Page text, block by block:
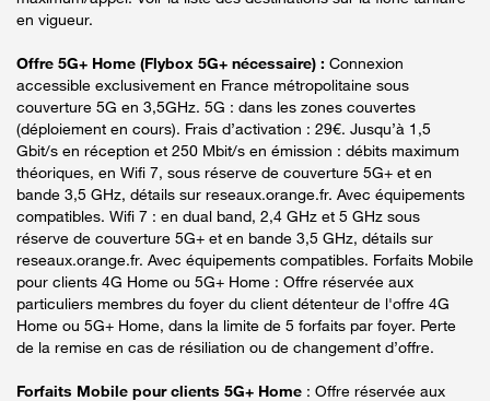
en vigueur.
Offre 5G+ Home (Flybox 5G+ nécessaire) : Connexion
accessible exclusivement en France métropolitaine sous
couverture 5G en 3,5GHz. 5G : dans les zones couvertes
(déploiement en cours). Frais d’activation : 29€. Jusqu’à 1,5
Gbit/s en réception et 250 Mbit/s en émission : débits maximum
théoriques, en Wifi 7, sous réserve de couverture 5G+ et en
bande 3,5 GHz, détails sur reseaux.orange.fr. Avec équipements
compatibles. Wifi 7 : en dual band, 2,4 GHz et 5 GHz sous
réserve de couverture 5G+ et en bande 3,5 GHz, détails sur
reseaux.orange.fr. Avec équipements compatibles. Forfaits Mobile
pour clients 4G Home ou 5G+ Home : Offre réservée aux
particuliers membres du foyer du client détenteur de l'offre 4G
Home ou 5G+ Home, dans la limite de 5 forfaits par foyer. Perte
de la remise en cas de résiliation ou de changement d’offre.
Forfaits Mobile pour clients 5G+ Home : Offre réservée aux